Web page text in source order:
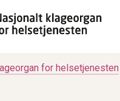
for helsetjenesten